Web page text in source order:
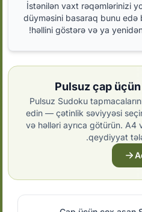
İstənilən vaxt rəqəmlərinizi
düyməsini basaraq bunu edə
həllini göstərə və ya
Pulsuz çap
Pulsuz Sudoku
edin — çətinlik səviyyəsi
və həlləri ayrıca götürün. A4
qeydiyyat